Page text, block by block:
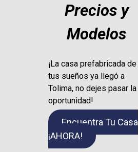
Precios y
Modelos
¡La casa prefabricada de
tus sueños ya llegó a
Tolima, no dejes pasar la
oportunidad!
Encuentra Tu Casa
¡AHORA!